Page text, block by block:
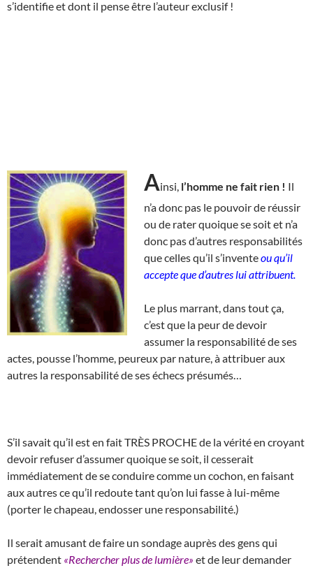
s’identifie et dont il pense être l’auteur exclusif !
Ainsi, l’homme ne fait rien ! Il
n’a donc pas le pouvoir de réussir
ou de rater quoique se soit et n’a
donc pas d’autres responsabilités
que celles qu’il s’inventeou qu’il
accepte que d’autres lui attribuent.
Le plus marrant, dans tout ça,
c’est que la peur de devoir
assumer la responsabilité de ses
actes, pousse l’homme, peureux par nature, à attribuer aux
autres la responsabilité de ses échecs présumés…
S’il savait qu’il est en fait TRÈS PROCHE de la vérité en croyant
devoir refuser d’assumer quoique se soit, il cesserait
immédiatement de se conduire comme un cochon, en faisant
aux autres ce qu’il redoute tant qu’on lui fasse à lui-même
(porter le chapeau, endosser une responsabilité.)
Il serait amusant de faire un sondage auprès des gens qui
prétendent «Rechercher plus de lumière» et de leur demander